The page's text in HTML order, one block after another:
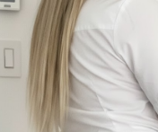
THE
SERVICES